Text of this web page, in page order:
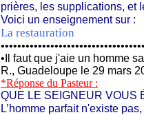
prières, les supplications, et
Voici un enseignement sur :
La restauration
• Il faut que j'aie un homme
R., Guadeloupe le 29 mars
*Réponse du Pasteur :
QUE LE SEIGNEUR VOUS
L’homme parfait n'existe